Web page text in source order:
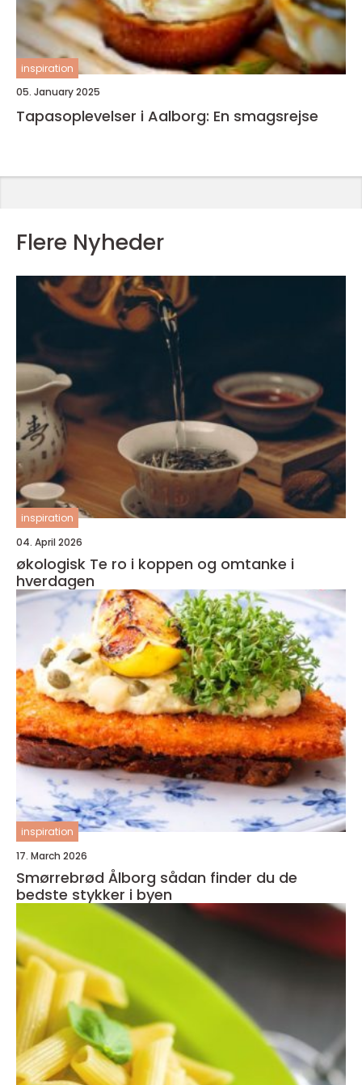
inspiration
05. January 2025
Tapasoplevelser i Aalborg: En smagsrejse
Flere Nyheder
inspiration
04. April 2026
økologisk Te ro i koppen og omtanke i
hverdagen
inspiration
17. March 2026
Smørrebrød Ålborg sådan finder du de
bedste stykker i byen